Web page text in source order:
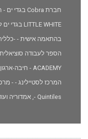
בהתאמה אישית - -
המרכז לסטיילינג - -
Quintiles -, אמדוריה ועוד .....